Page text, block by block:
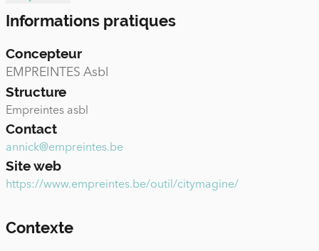
dépendance aux énergies fossiles et se posant
comme des alternatives au système capitaliste. Vous
aurez également la possibilité de créer du lien entre
de mieux résister aux crises qui surviendront.
Informations pratiques
Concepteur
EMPREINTES Asbl
Structure
Empreintes asbl
Contact
annick@empreintes.be
Site web
https://www.empreintes.be/outil/citymagine/
Contexte